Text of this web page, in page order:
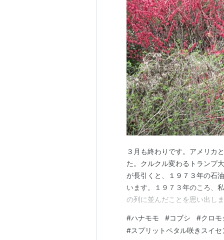
３月も終わりです。アメリカ
た。クルクル変わるトランプ
が長引くと、１９７３年の石
います。１９７３年のころ、
の列に並んだことを思い出し
ではまだ政府が節約、節電を
ん。早く、イラン戦争が終わ
#ハナモモ #コブシ #クロモ
#スプリットペタル咲きスイセ